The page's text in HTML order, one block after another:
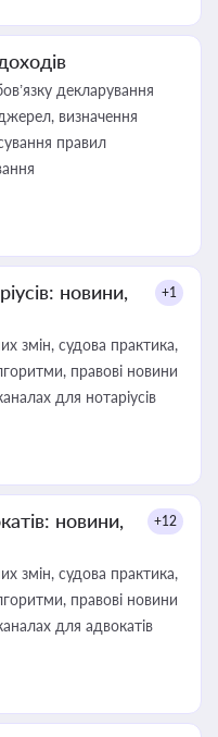
декларування
визначення
правил
новини,
+1
змін, судова практика,
правові новини
для нотаріусів
новини,
+12
змін, судова практика,
правові новини
для адвокатів